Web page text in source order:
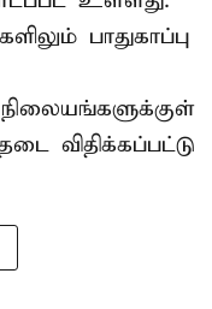
பாதுகாப்பு
விதிக்கப்பட்டு